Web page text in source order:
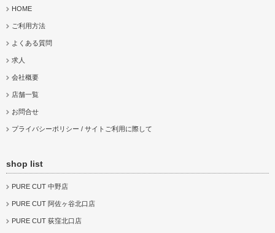
PURE CUT 武蔵境店
HOME
ご利用方法
よくある質問
求人
会社概要
店舗一覧
お問合せ
プライバシーポリシー / サイトご利用に際して
shop list
PURE CUT 中野店
PURE CUT 阿佐ヶ谷北口店
PURE CUT 荻窪北口店